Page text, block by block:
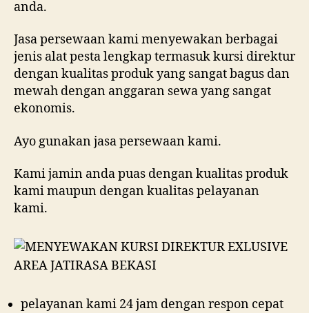
anda.
Jasa persewaan kami menyewakan berbagai
jenis alat pesta lengkap termasuk kursi direktur
dengan kualitas produk yang sangat bagus dan
mewah dengan anggaran sewa yang sangat
ekonomis.
Ayo gunakan jasa persewaan kami.
Kami jamin anda puas dengan kualitas produk
kami maupun dengan kualitas pelayanan
kami.
pelayanan kami 24 jam dengan respon cepat